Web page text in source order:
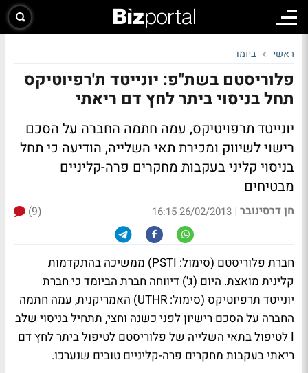
ראשי ביומד
פלוריסטם בשת"פ: יונייטד ת'רפיוטיקס
תחל בניסוי ביתר לחץ דם ריאתי
יונייטד תרפויטיקס, עמה חתמה החברה על הסכם
רישוי לשיווק ומכירת תאי השלייה, הודיעה כי תחל
בניסוי קליני בעקבות מחקרים פרה-קליניים
מבטיחים
חן דרסינובר |
26/02/2013 16:15
(9)
חברת פלוריסטם (סימול: PSTI) ממשיכה בהתקדמות
קלינית מואצת. היום (ג') דיווחה חברת הביומד כי חברת
יונייטד תרפיוטיקס (סימול: UTHR) האמריקנית, עמה חתמה
החברה על הסכם רישיון לפני כשנה וחצי, תתחיל בניסוי שלב
I לטיפול בתאי השלייה של פלוריסטם לטיפול ביתר לחץ דם
ריאתי בעקבות מחקרים פרה-קליניים טובים שנערכו.